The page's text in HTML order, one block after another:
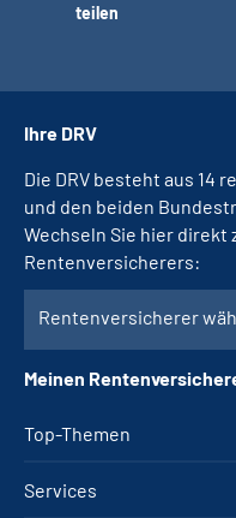
teilen
Top-Themen
Services
Ihre DRV
Die DRV besteht aus 14
und den beiden
Wechseln Sie hier direkt
Rentenversicherers:
Rentenversicherer
Meinen